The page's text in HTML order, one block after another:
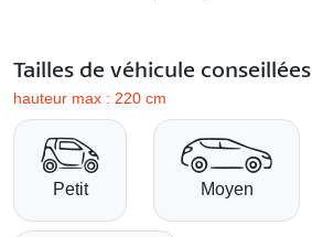
Tailles de véhicule conseillées
hauteur max : 220 cm
Petit Moyen